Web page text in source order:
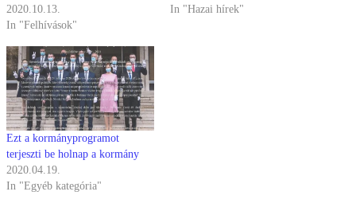
2020.10.13.
In "Felhívások"
In "Hazai hírek"
Ezt a kormányprogramot
terjeszti be holnap a kormány
2020.04.19.
In "Egyéb kategória"